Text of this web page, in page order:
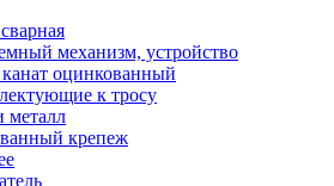
механизм, устройство
оцинкованный
к тросу
металл
крепеж